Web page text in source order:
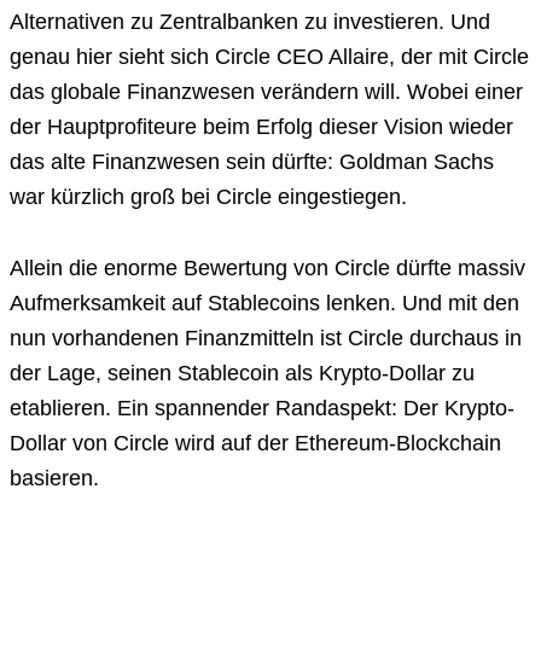
Alternativen zu Zentralbanken zu investieren. Und
genau hier sieht sich Circle CEO Allaire, der mit Circle
das globale Finanzwesen verändern will. Wobei einer
der Hauptprofiteure beim Erfolg dieser Vision wieder
das alte Finanzwesen sein dürfte: Goldman Sachs
war kürzlich groß bei Circle eingestiegen.
Allein die enorme Bewertung von Circle dürfte massiv
Aufmerksamkeit auf Stablecoins lenken. Und mit den
nun vorhandenen Finanzmitteln ist Circle durchaus in
der Lage, seinen Stablecoin als Krypto-Dollar zu
etablieren. Ein spannender Randaspekt: Der Krypto-
Dollar von Circle wird auf der Ethereum-Blockchain
basieren.